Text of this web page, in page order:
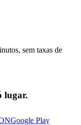
sem taxas de
lugar.
Google Play